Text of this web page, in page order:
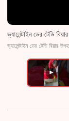
ভ্যালেন্টাইন ডের টেডি
ভ্যালেন্টাইন ডের টেডি বিয়ার
▶